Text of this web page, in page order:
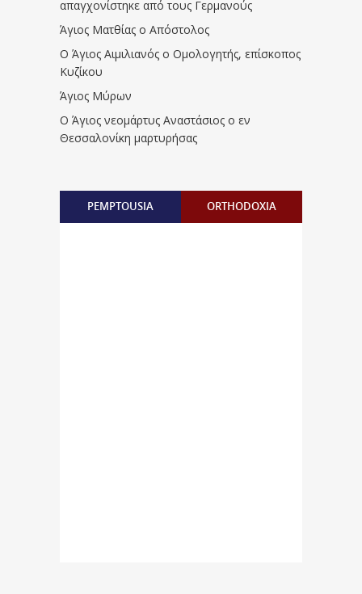
απαγχονίστηκε από τους Γερμανούς
Άγιος Ματθίας ο Απόστολος
Ο Άγιος Αιμιλιανός ο Ομολογητής, επίσκοπος
Κυζίκου
Άγιος Μύρων
Ο Άγιος νεομάρτυς Αναστάσιος ο εν
Θεσσαλονίκη μαρτυρήσας
PEMPTOUSIA ORTHODOXIA